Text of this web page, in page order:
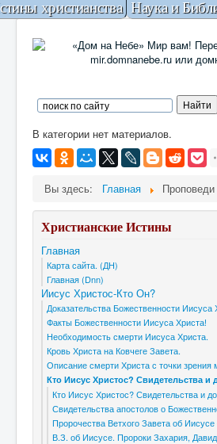
В категории нет материалов.
Вы здесь: Главная Проповеди
Христианские Истины
Главная
Карта сайта. (ДН)
Главная (Dnn)
Иисус Христос-Кто Он?
Доказательства Божественности Иисуса
Факты Божественности Иисуса Христа!
Необходимость смерти Иисуса Христа.
Кровь Христа на Ковчеге Завета.
Описание смерти Христа с точки зрения
Кто Иисус Христос? Свидетельства и
Кто Иисус Христос? Свидетельства и
Свидетельства апостолов о
Пророчества Ветхого Завета об
В.З. об Иисусе. Пророки Захария,
христианства Наука и